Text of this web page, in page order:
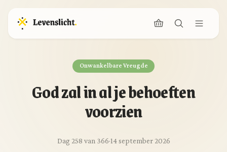
Onwankelbare Vreugde
God zal in al je behoeften
voorzien
Dag 258 van 366·14 september 2026